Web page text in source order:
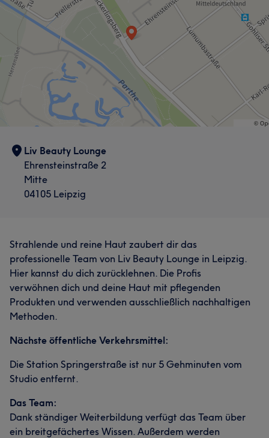
sorgt für eine angenehme Atmosphäre während der
Behandlung. Spezialisiert auf Maniküre, Pediküre,
Nageldesign und Nagelverlängerung.
Services
Nägel Massage
Liv Beauty Lounge
Ehrensteinstraße 2
Mitte
04105 Leipzig
Strahlende und reine Haut zaubert dir das
professionelle Team von Liv Beauty Lounge in Leipzig.
Hier kannst du dich zurücklehnen. Die Profis
verwöhnen dich und deine Haut mit pflegenden
Produkten und verwenden ausschließlich nachhaltigen
Methoden.
Nächste öffentliche Verkehrsmittel:
Die Station Springerstraße ist nur 5 Gehminuten vom
Studio entfernt.
Das Team:
Dank ständiger Weiterbildung verfügt das Team über
ein breitgefächertes Wissen. Außerdem werden